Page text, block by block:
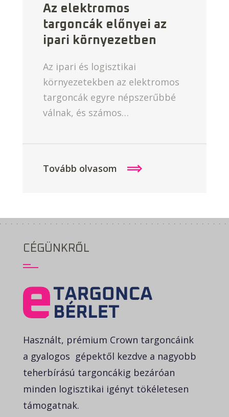
Az elektromos
targoncák előnyei az
ipari környezetben
Az ipari és logisztikai
környezetekben az elektromos
targoncák egyre népszerűbbé
válnak, és számos…
Tovább olvasom
CÉGÜNKRŐL
Használt, prémium Crown targoncáink
a gyalogos gépektől kezdve a nagyobb
teherbírású targoncákig bezáróan
minden logisztikai igényt tökéletesen
támogatnak.